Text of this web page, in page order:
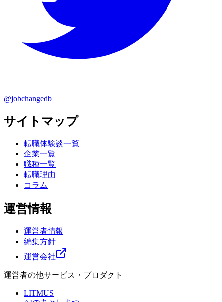
@jobchangedb
サイトマップ
転職体験談一覧
企業一覧
職種一覧
転職理由
コラム
運営情報
運営者情報
編集方針
運営会社
運営者の他サービス・プロダクト
LITMUS